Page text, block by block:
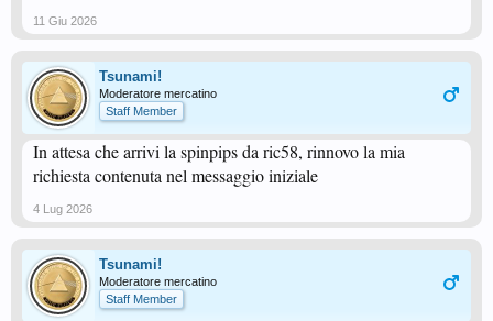
11 Giu 2026
Tsunami!
Moderatore mercatino
Staff Member
In attesa che arrivi la spinpips da ric58, rinnovo la mia
richiesta contenuta nel messaggio iniziale
4 Lug 2026
Tsunami!
Moderatore mercatino
Staff Member